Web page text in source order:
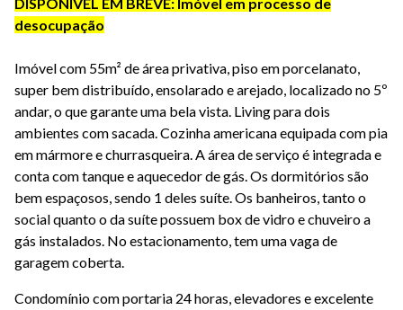
DISPONÍVEL EM BREVE: Imóvel em processo de
desocupação
Imóvel com 55m² de área privativa, piso em porcelanato,
super bem distribuído, ensolarado e arejado, localizado no 5º
andar, o que garante uma bela vista. Living para dois
ambientes com sacada. Cozinha americana equipada com pia
em mármore e churrasqueira. A área de serviço é integrada e
conta com tanque e aquecedor de gás. Os dormitórios são
bem espaçosos, sendo 1 deles suíte. Os banheiros, tanto o
social quanto o da suíte possuem box de vidro e chuveiro a
gás instalados. No estacionamento, tem uma vaga de
garagem coberta.
Condomínio com portaria 24 horas, elevadores e excelente